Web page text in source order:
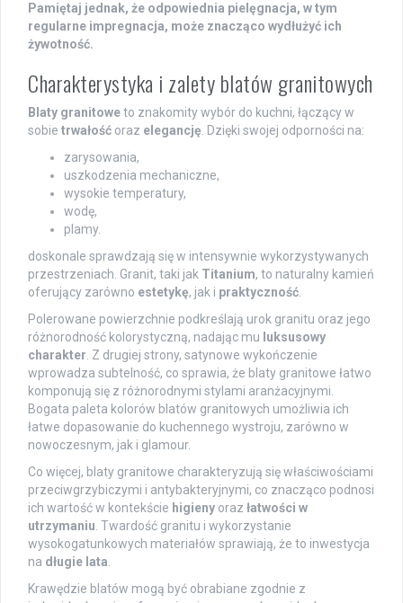
Pamiętaj jednak, że odpowiednia pielęgnacja, w tym
regularne impregnacja, może znacząco wydłużyć ich
żywotność.
Charakterystyka i zalety blatów granitowych
Blaty granitoweto znakomity wybór do kuchni, łączący w
sobie trwałość oraz elegancję. Dzięki swojej odporności na:
zarysowania,
uszkodzenia mechaniczne,
wysokie temperatury,
wodę,
plamy.
doskonale sprawdzają się w intensywnie wykorzystywanych
przestrzeniach. Granit, taki jak Titanium, to naturalny kamień
oferujący zarówno estetykę, jak i praktyczność.
Polerowane powierzchnie podkreślają urok granitu oraz jego
różnorodność kolorystyczną, nadając mu luksusowy
charakter. Z drugiej strony, satynowe wykończenie
wprowadza subtelność, co sprawia, że blaty granitowe łatwo
komponują się z różnorodnymi stylami aranżacyjnymi.
Bogata paleta kolorów blatów granitowych umożliwia ich
łatwe dopasowanie do kuchennego wystroju, zarówno w
nowoczesnym, jak i glamour.
Co więcej, blaty granitowe charakteryzują się właściwościami
przeciwgrzybiczymi i antybakteryjnymi, co znacząco podnosi
ich wartość w kontekście higieny oraz łatwości w
utrzymaniu. Twardość granitu i wykorzystanie
wysokogatunkowych materiałów sprawiają, że to inwestycja
na długie lata.
Krawędzie blatów mogą być obrabiane zgodnie z